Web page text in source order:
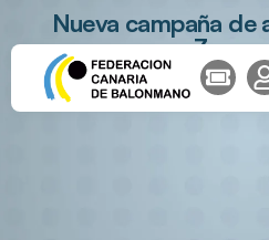
Nueva campaña de